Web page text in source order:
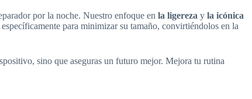
por la noche. Nuestro enfoque en la ligereza y la icónica
para minimizar su tamaño, convirtiéndolos en la
sino que aseguras un futuro mejor. Mejora tu rutina